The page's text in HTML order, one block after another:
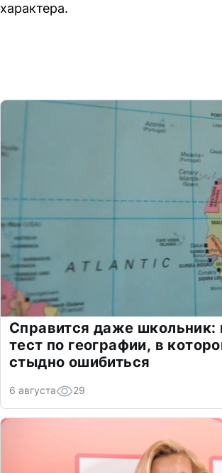
характера.
Справится даже школьник:
тест по географии, в
стыдно ошибиться
6 августа 29